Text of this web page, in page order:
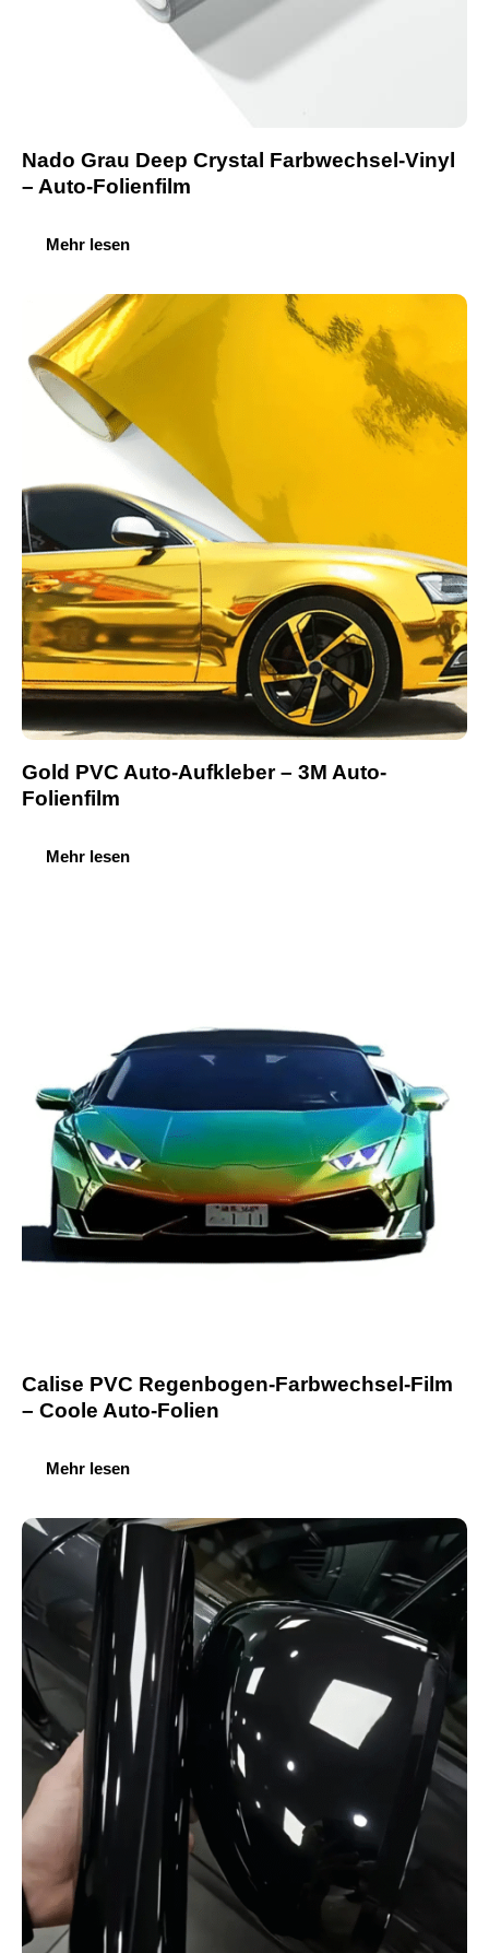
Nado Grau Deep Crystal Farbwechsel-Vinyl
– Auto-Folienfilm
Mehr lesen
Gold PVC Auto-Aufkleber – 3M Auto-
Folienfilm
Mehr lesen
Calise PVC Regenbogen-Farbwechsel-Film
– Coole Auto-Folien
Mehr lesen